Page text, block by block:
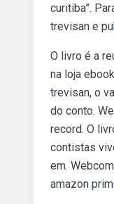
curitiba”.
trevisan e
O livro é a
na loja
trevisan, o
do conto.
record. O
contistas
em.
amazon